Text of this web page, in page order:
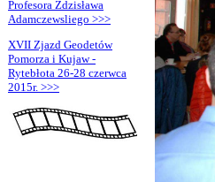
Profesora Zdzisława
Adamczewsliego >>>
XVII Zjazd Geodetów
Pomorza i Kujaw -
Rytebłota 26-28 czerwca
2015r. >>>